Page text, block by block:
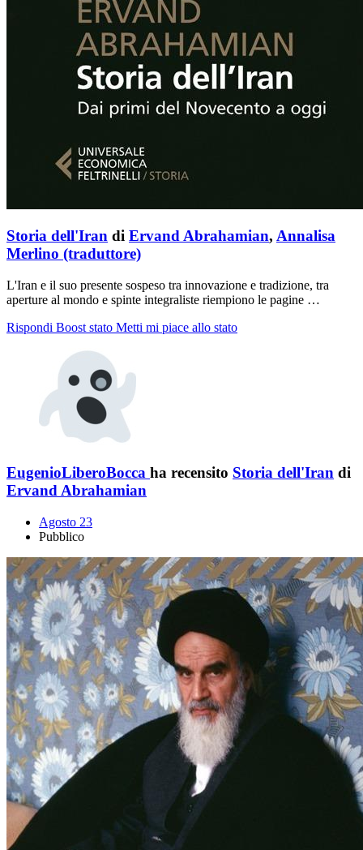
Storia dell'Iran di Ervand Abrahamian, Annalisa
Merlino (traduttore)
L'Iran e il suo presente sospeso tra innovazione e tradizione, tra
aperture al mondo e spinte integraliste riempiono le pagine …
Rispondi Boost stato Metti mi piace allo stato
EugenioLiberoBocca ha recensito Storia dell'Iran di
Ervand Abrahamian
Agosto 23
Pubblico